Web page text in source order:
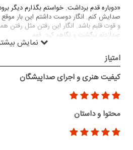
«دوباره قدم برداشت. خواستم بگذارم دیگر
صدایش کنم. انگار دوست داشتم این بار موقع
و قوت قلبم باشد. انگار این رفتن مثل رفتن
صدازدنم برگشت و نگاهم کرد. فهم
نمایش
امتیاز
کیفیت هنری و اجرای صداپیشگان
محتوا و داستان